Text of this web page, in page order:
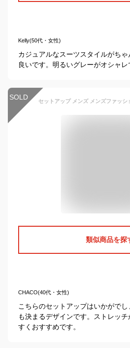
Kelly(50代・女性)
カジュアルなスーツスタイルがち
良いです。明るいグレーがオシャレ
SOLD
類似商品を探
CHACO(40代・女性)
こちらのセットアップはいかがで
も決まるデザインです。ストレッ
すくおすすめです。